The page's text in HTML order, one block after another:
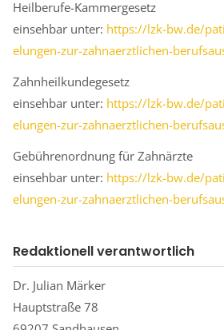
Heilberufe-Kammergesetz
einsehbar unter: https://lzk-bw.de/
elungen-zur-zahnaerztlichen-
Zahnheilkundegesetz
einsehbar unter: https://lzk-bw.de/
elungen-zur-zahnaerztlichen-
Gebührenordnung für Zahnärzte
einsehbar unter: https://lzk-bw.de/
elungen-zur-zahnaerztlichen-
Redaktionell verantwortlich
Dr. Julian Märker
Hauptstraße 78